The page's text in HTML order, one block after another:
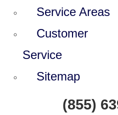
Service Areas
Customer
Service
Sitemap
(855)